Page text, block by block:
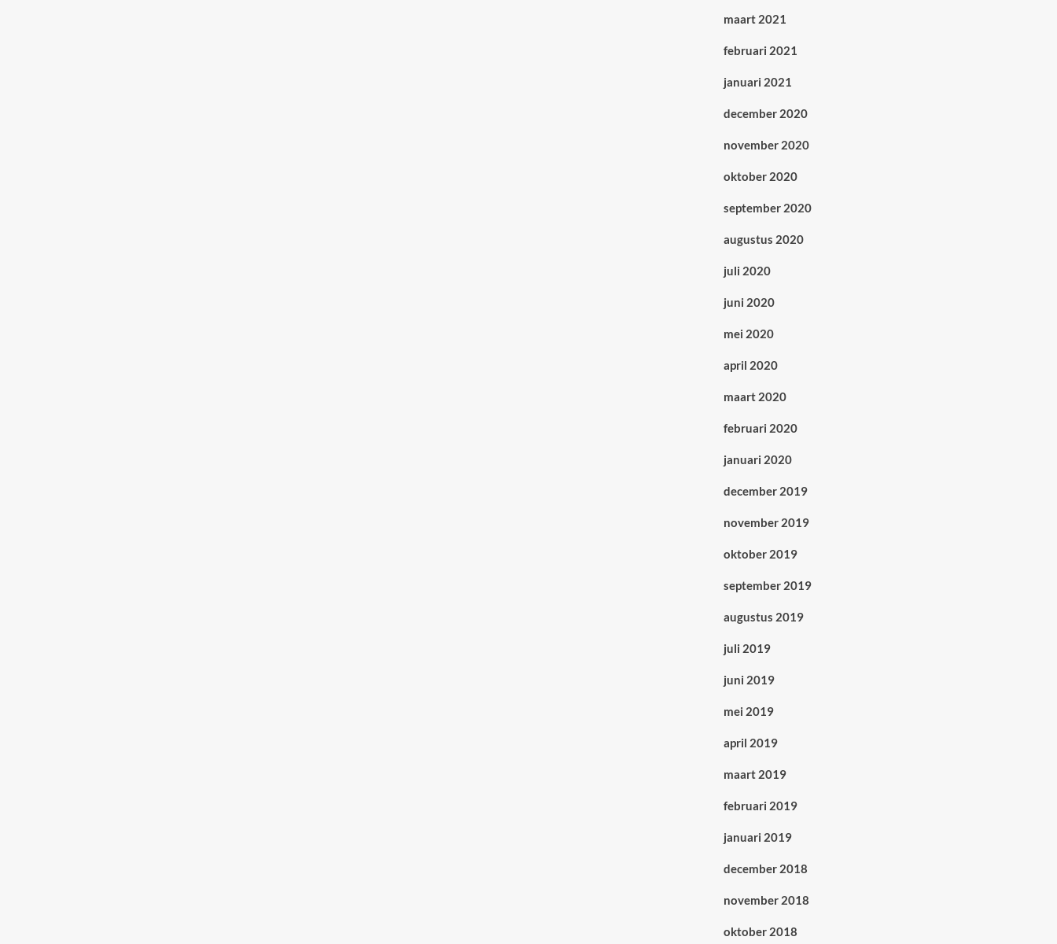
maart 2021
februari 2021
januari 2021
december 2020
november 2020
oktober 2020
september 2020
augustus 2020
juli 2020
juni 2020
mei 2020
april 2020
maart 2020
februari 2020
januari 2020
december 2019
november 2019
oktober 2019
september 2019
augustus 2019
juli 2019
juni 2019
mei 2019
april 2019
maart 2019
februari 2019
januari 2019
december 2018
november 2018
oktober 2018